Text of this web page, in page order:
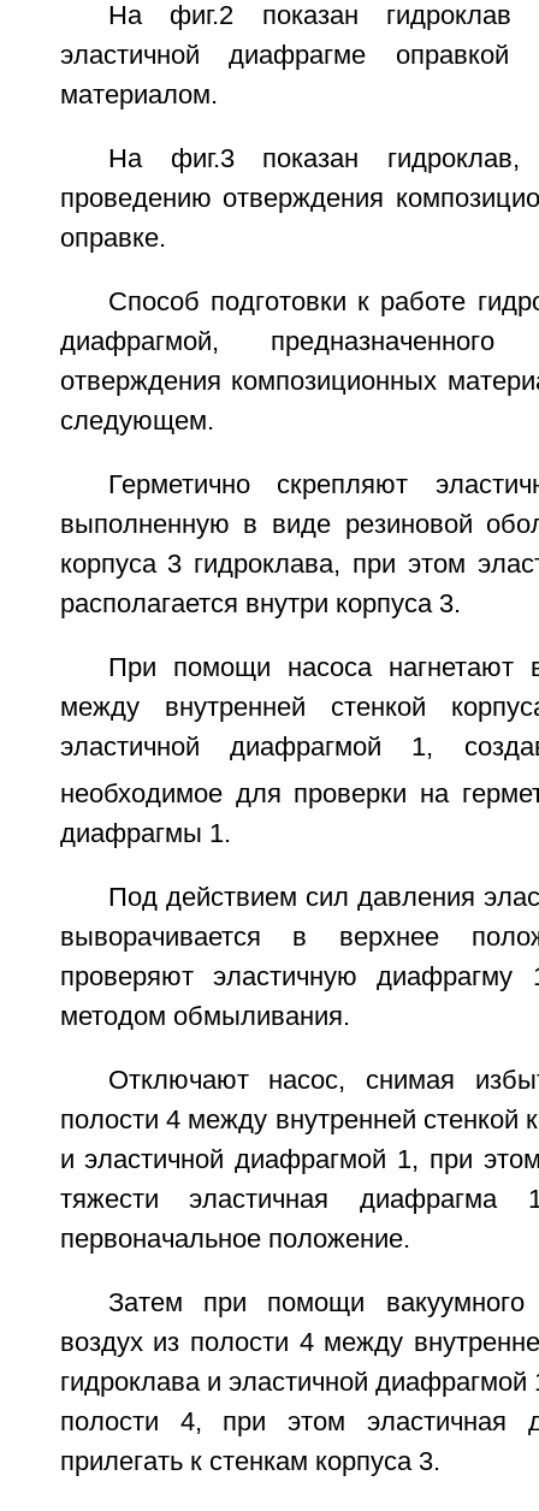
На фиг.2 показан
эластичной диафрагме оправкой
материалом.
На фиг.3 показан гидроклав,
проведению отверждения
оправке.
Способ подготовки к работе
диафрагмой,
отверждения композиционных
следующем.
Герметично скрепляют
выполненную в виде резиновой
корпуса 3 гидроклава, при этом
располагается внутри корпуса 3.
При помощи насоса нагнетают
между внутренней стенкой
эластичной диафрагмой 1,
необходимое для проверки на
диафрагмы 1.
Под действием сил давления
выворачивается в верхнее
проверяют эластичную диафрагму
методом обмыливания.
Отключают насос, снимая
полости 4 между внутренней стенкой
и эластичной диафрагмой 1, при
тяжести эластичная диафрагма
первоначальное положение.
Затем при помощи вакуумного
воздух из полости 4 между
гидроклава и эластичной диафрагмой
полости 4, при этом эластичная
прилегать к стенкам корпуса 3.